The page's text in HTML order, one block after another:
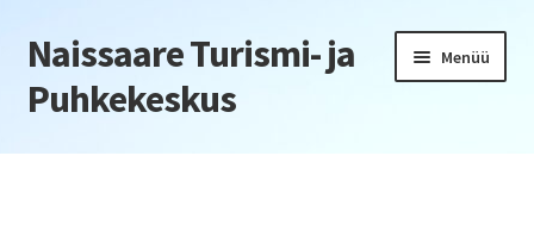
Liigu
navigeerimisele
Liigu
sisu
juurde
Naissaare Turismi- ja
Puhkekeskus
Menüü
Esileht